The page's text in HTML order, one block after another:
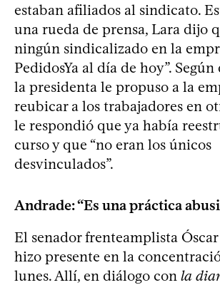
estaban afiliados al sindicato.
una rueda de prensa, Lara dijo
ningún sindicalizado en la
PedidosYa al día de hoy”.
la presidenta le propuso a la
reubicar a los trabajadores en
le respondió que ya había
curso y que “no eran los únicos
desvinculados”.
Andrade: “Es una práctica
El senador frenteamplista
hizo presente en la
lunes. Allí, en diálogo con la